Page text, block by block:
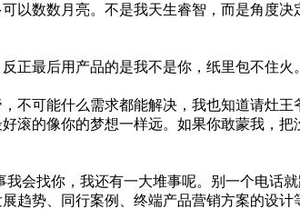
数数月亮。不是我天生睿智，而是角度决
最后用产品的是我不是你，纸里包不住火
可能什么需求都能解决，我也知道请灶王
的像你的梦想一样远。如果你敢蒙我，把
找你，我还有一大堆事呢。别一个电话就
势、同行案例、终端产品营销方案的设计